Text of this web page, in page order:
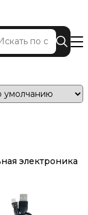
электроника